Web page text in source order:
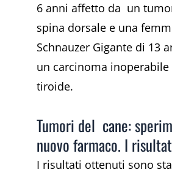
6 anni affetto da un
spina dorsale e una
Schnauzer Gigante di 13
un carcinoma inoperabile
tiroide.
Tumori del cane:
nuovo farmaco. I
I risultati ottenuti sono